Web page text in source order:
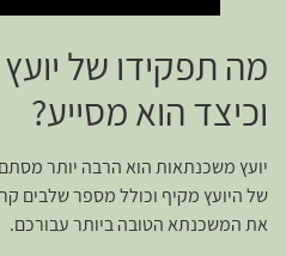
מה תפקידו של
וכיצד הוא מסייע?
יועץ משכנתאות הוא הרבה יותר
של היועץ מקיף וכולל מספר שלבים
את המשכנתא הטובה ביותר עבורכם.